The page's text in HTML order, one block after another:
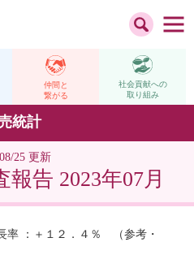
仲間と
繋がる
社会貢献への
取り組み
統計
25 更新
告 2023年07月
率 ：＋１２．４％ （参考・